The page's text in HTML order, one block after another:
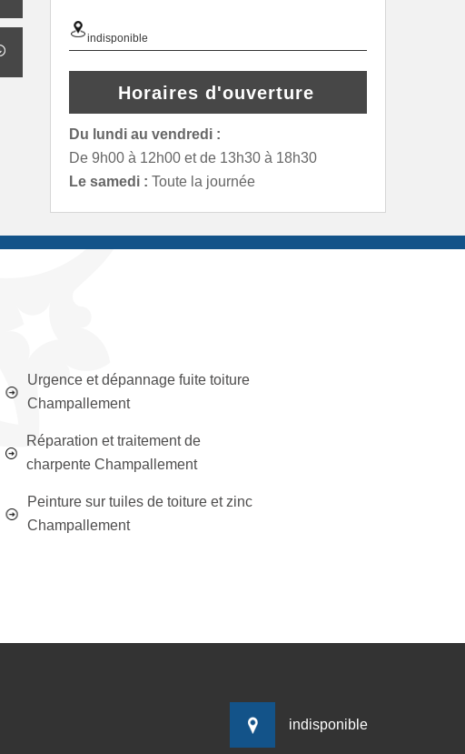
indisponible
Horaires d'ouverture
Du lundi au vendredi :
De 9h00 à 12h00 et de 13h30 à 18h30
Le samedi : Toute la journée
Urgence et dépannage fuite toiture
Champallement
Réparation et traitement de
charpente Champallement
Peinture sur tuiles de toiture et zinc
Champallement
indisponible